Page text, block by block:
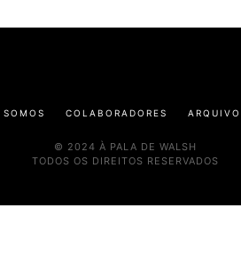
COLABORADORES ARQUIVO
© 2024 À PALA DE WALSH
TODOS OS DIREITOS RESERVADOS